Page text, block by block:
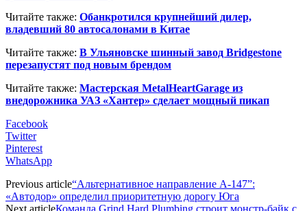
Читайте также: Обанкротился крупнейший дилер,
владевший 80 автосалонами в Китае
Читайте также: В Ульяновске шинный завод Bridgestone
перезапустят под новым брендом
Читайте также: Мастерская MetalHeartGarage из
внедорожника УАЗ «Хантер» сделает мощный пикап
Facebook
Twitter
Pinterest
WhatsApp
Previous article“Альтернативное направление А-147”:
«Автодор» определил приоритетную дорогу Юга
Next articleКоманда Grind Hard Plumbing строит монстр-байк с